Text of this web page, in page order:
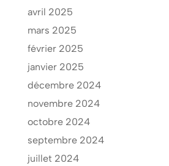
avril 2025
mars 2025
février 2025
janvier 2025
décembre 2024
novembre 2024
octobre 2024
septembre 2024
juillet 2024